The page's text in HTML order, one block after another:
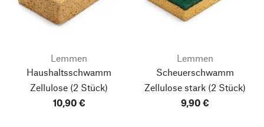
Lemmen
Haushaltsschwamm
Zellulose (2 Stück)
10,90 €
Lemmen
Scheuerschwamm
Zellulose stark (2 Stück)
9,90 €